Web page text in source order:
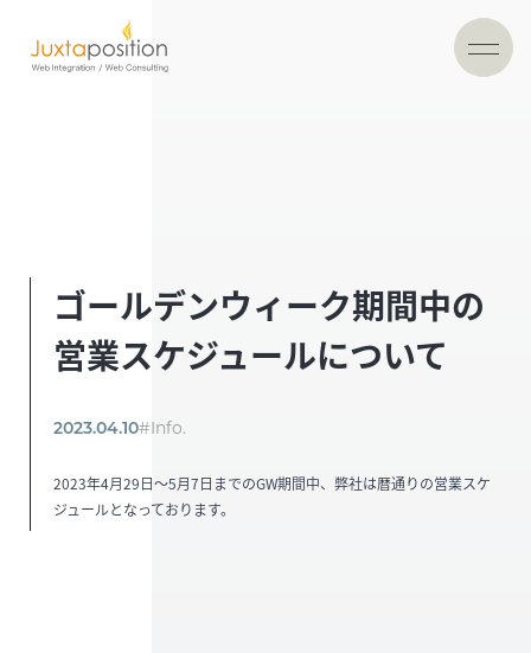
ゴールデンウィーク期間中の
営業スケジュールについて
2023.04.10#Info.
2023年4月29日〜5月7日までのGW期間中、弊社は暦通りの営業スケ
ジュールとなっております。